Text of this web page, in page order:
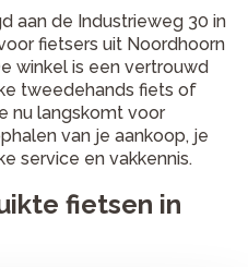
aan de Industrieweg 30 in
fietsers uit Noordhoorn
winkel is een vertrouwd
tweedehands fiets of
nu langskomt voor
van je aankoop, je
service en vakkennis.
fietsen in